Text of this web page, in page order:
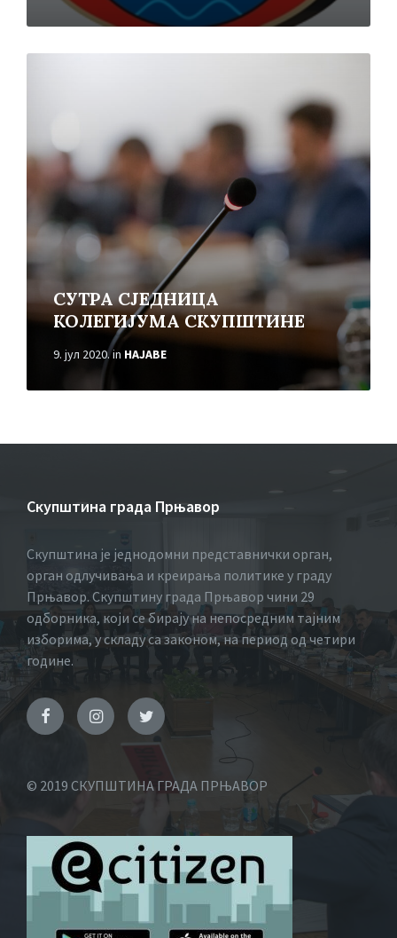
СУТРА СЈЕДНИЦА
КОЛЕГИЈУМА СКУПШТИНЕ
9. јул 2020.in НАЈАВЕ
Скупштина града Прњавор
Скупштина је једнодомни представнички орган,
орган одлучивања и креирања политике у граду
Прњавор. Скупштину града Прњавор чини 29
одборника, који се бирају на непосредним тајним
изборима, у складу са законом, на период од четири
године.
© 2019 СКУПШТИНА ГРАДА ПРЊАВОР